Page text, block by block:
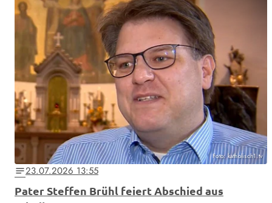
Foto: katholisch1.tv
notes23.07.2026 13:55
Pater Steffen Brühl feiert Abschied aus